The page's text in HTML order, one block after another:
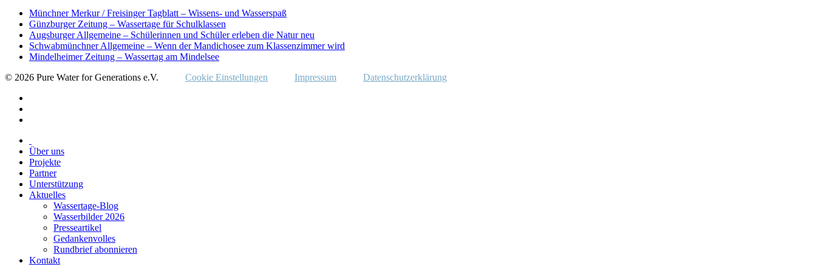
zum
Jahresausklang
Münchner Merkur / Freisinger Tagblatt – Wissens- und Wasserspaß
Günzburger Zeitung – Wassertage für Schulklassen
Augsburger Allgemeine – Schülerinnen und Schüler erleben die Natur neu
Schwabmünchner Allgemeine – Wenn der Mandichosee zum Klassenzimmer wird
Mindelheimer Zeitung – Wassertag am Mindelsee
© 2026 Pure Water for Generations e.V.
Cookie Einstellungen Impressum Datenschutzerklärung
Über uns
Projekte
Partner
Unterstützung
Aktuelles
Wassertage-Blog
Wasserbilder 2026
Presseartikel
Gedankenvolles
Rundbrief abonnieren
Kontakt